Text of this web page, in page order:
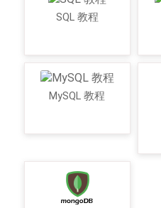
SQL 教程
MySQL 教程